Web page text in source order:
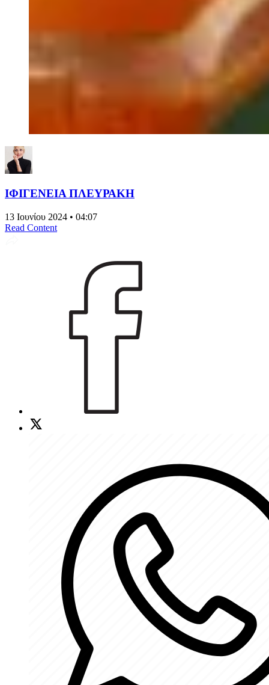
ΙΦΙΓΕΝΕΙΑ ΠΛΕΥΡΑΚΗ
13 Ιουνίου 2024 • 04:07
Read Content